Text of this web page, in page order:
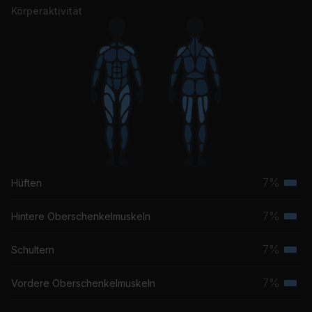
Körperaktivität
Hüften 7%
Hintere Oberschenkelmuskeln 7%
Schultern 7%
Vordere Oberschenkelmuskeln 7%